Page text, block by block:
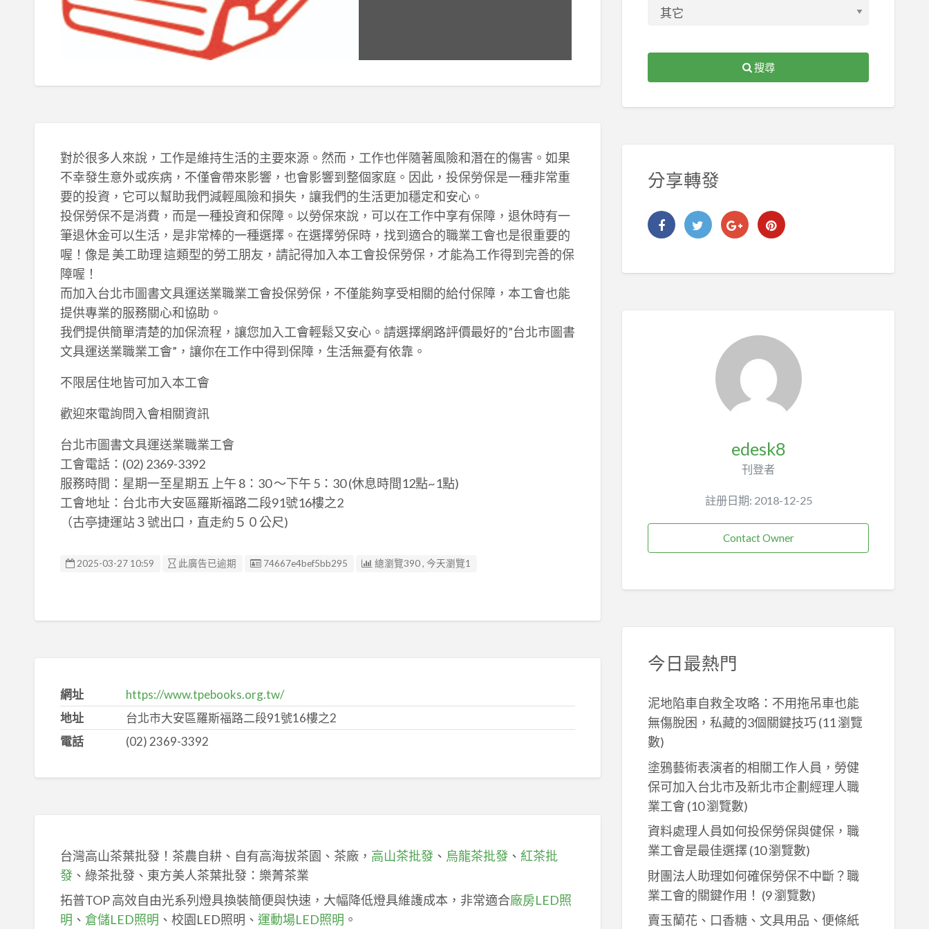
對於很多人來說，工作是維持生活的主要來源。然而，工作也伴隨著風險和潛在的傷害。如果
不幸發生意外或疾病，不僅會帶來影響，也會影響到整個家庭。因此，投保勞保是一種非常重
要的投資，它可以幫助我們減輕風險和損失，讓我們的生活更加穩定和安心。
投保勞保不是消費，而是一種投資和保障。以勞保來說，可以在工作中享有保障，退休時有一
筆退休金可以生活，是非常棒的一種選擇。在選擇勞保時，找到適合的職業工會也是很重要的
喔！像是 美工助理 這類型的勞工朋友，請記得加入本工會投保勞保，才能為工作得到完善的保
障喔！
而加入台北市圖書文具運送業職業工會投保勞保，不僅能夠享受相關的給付保障，本工會也能
提供專業的服務關心和協助。
我們提供簡單清楚的加保流程，讓您加入工會輕鬆又安心。請選擇網路評價最好的”台北市圖書
文具運送業職業工會”，讓你在工作中得到保障，生活無憂有依靠。
不限居住地皆可加入本工會
歡迎來電詢問入會相關資訊
台北市圖書文具運送業職業工會
工會電話：(02) 2369-3392
服務時間：星期一至星期五 上午 8：30 ～下午 5：30 (休息時間12點~1點)
工會地址：台北市大安區羅斯福路二段91號16樓之2
（古亭捷運站３號出口，直走約５０公尺)
2025-03-27 10:59 此廣告已逾期 廣告编號
74667e4bef5bb295 總瀏覽390 , 今天瀏覽1
網址
https://www.tpebooks.org.tw/
地址
台北市大安區羅斯福路二段91號16樓之2
電話
(02) 2369-3392
台灣高山茶葉批發！茶農自耕、自有高海拔茶園、茶廠， 高山茶批發、 烏龍茶批發、 紅茶批
發、綠茶批發、東方美人茶葉批發：樂菁茶業
拓普TOP 高效自由光系列燈具換裝簡便與快速，大幅降低燈具維護成本，非常適合廠房LED照
明 、 倉儲LED照明 、校園LED照明、 運動場LED照明 。
搜尋
分享轉發
edesk8
刊登者
註册日期: 2018-12-25
Contact Owner
今日最熱門
泥地陷車自救全攻略：不用拖吊車也能
無傷脫困，私藏的3個關鍵技巧(11 瀏覽
數)
塗鴉藝術表演者的相關工作人員，勞健
保可加入台北市及新北巿企劃經理人職
業工會 (10 瀏覽數)
資料處理人員如何投保勞保與健保，職
業工會是最佳選擇(10 瀏覽數)
財團法人助理如何確保勞保不中斷？職
業工會的關鍵作用！ (9 瀏覽數)
賣玉蘭花、口香糖、文具用品、便條紙